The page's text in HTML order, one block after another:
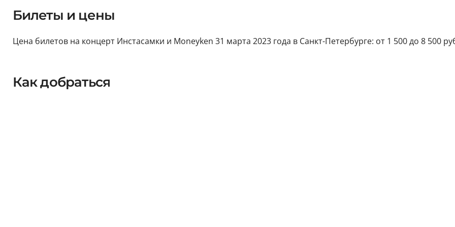
Билеты и цены
Цена билетов на концерт Инстасамки и Moneyken 31 марта 2023 года в Санкт-Петербурге: от 1 500 до 8 500
Как добраться